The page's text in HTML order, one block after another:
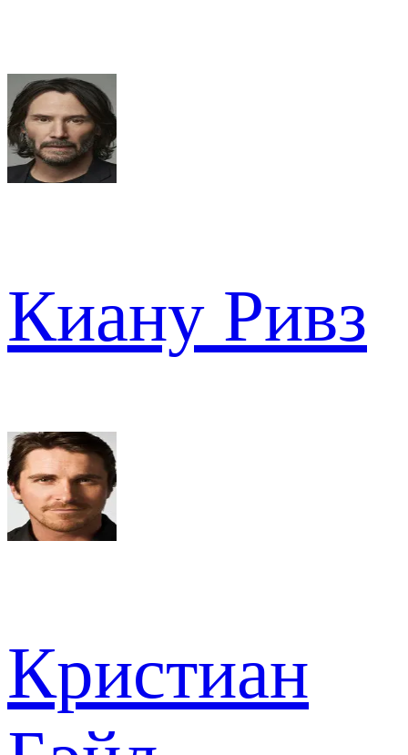
Киану Ривз
Кристиан